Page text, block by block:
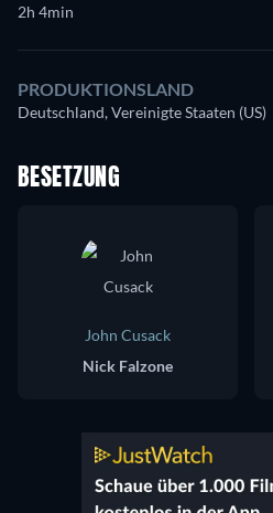
2h 4min
PRODUKTIONSLAND
Deutschland, Vereinigte Staaten (US)
BESETZUNG
John Cusack
Nick Falzone